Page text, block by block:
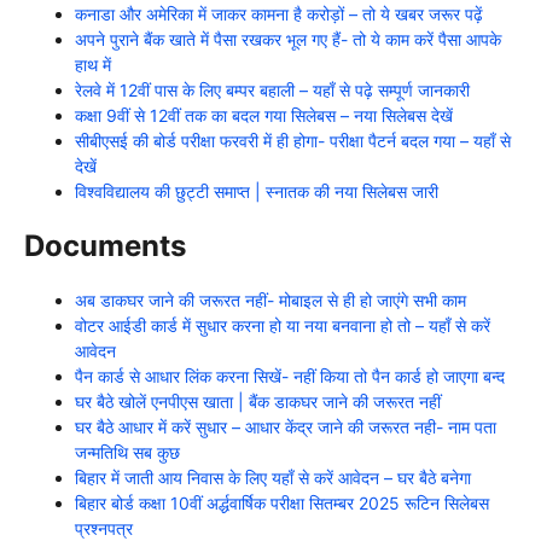
कनाडा और अमेरिका में जाकर कामना है करोड़ों – तो ये खबर जरूर पढ़ें
अपने पुराने बैंक खाते में पैसा रखकर भूल गए हैं- तो ये काम करें पैसा आपके
हाथ में
रेलवे में 12वीं पास के लिए बम्पर बहाली – यहाँ से पढ़े सम्पूर्ण जानकारी
कक्षा 9वीं से 12वीं तक का बदल गया सिलेबस – नया सिलेबस देखें
सीबीएसई की बोर्ड परीक्षा फरवरी में ही होगा- परीक्षा पैटर्न बदल गया – यहाँ से
देखें
विश्वविद्यालय की छुट्टी समाप्त | स्नातक की नया सिलेबस जारी
Documents
अब डाकघर जाने की जरूरत नहीं- मोबाइल से ही हो जाएंगे सभी काम
वोटर आईडी कार्ड में सुधार करना हो या नया बनवाना हो तो – यहाँ से करें
आवेदन
पैन कार्ड से आधार लिंक करना सिखें- नहीं किया तो पैन कार्ड हो जाएगा बन्द
घर बैठे खोलें एनपीएस खाता | बैंक डाकघर जाने की जरूरत नहीं
घर बैठे आधार में करें सुधार – आधार केंद्र जाने की जरूरत नही- नाम पता
जन्मतिथि सब कुछ
बिहार में जाती आय निवास के लिए यहाँ से करें आवेदन – घर बैठे बनेगा
बिहार बोर्ड कक्षा 10वीं अर्द्धवार्षिक परीक्षा सितम्बर 2025 रूटिन सिलेबस
प्रश्नपत्र